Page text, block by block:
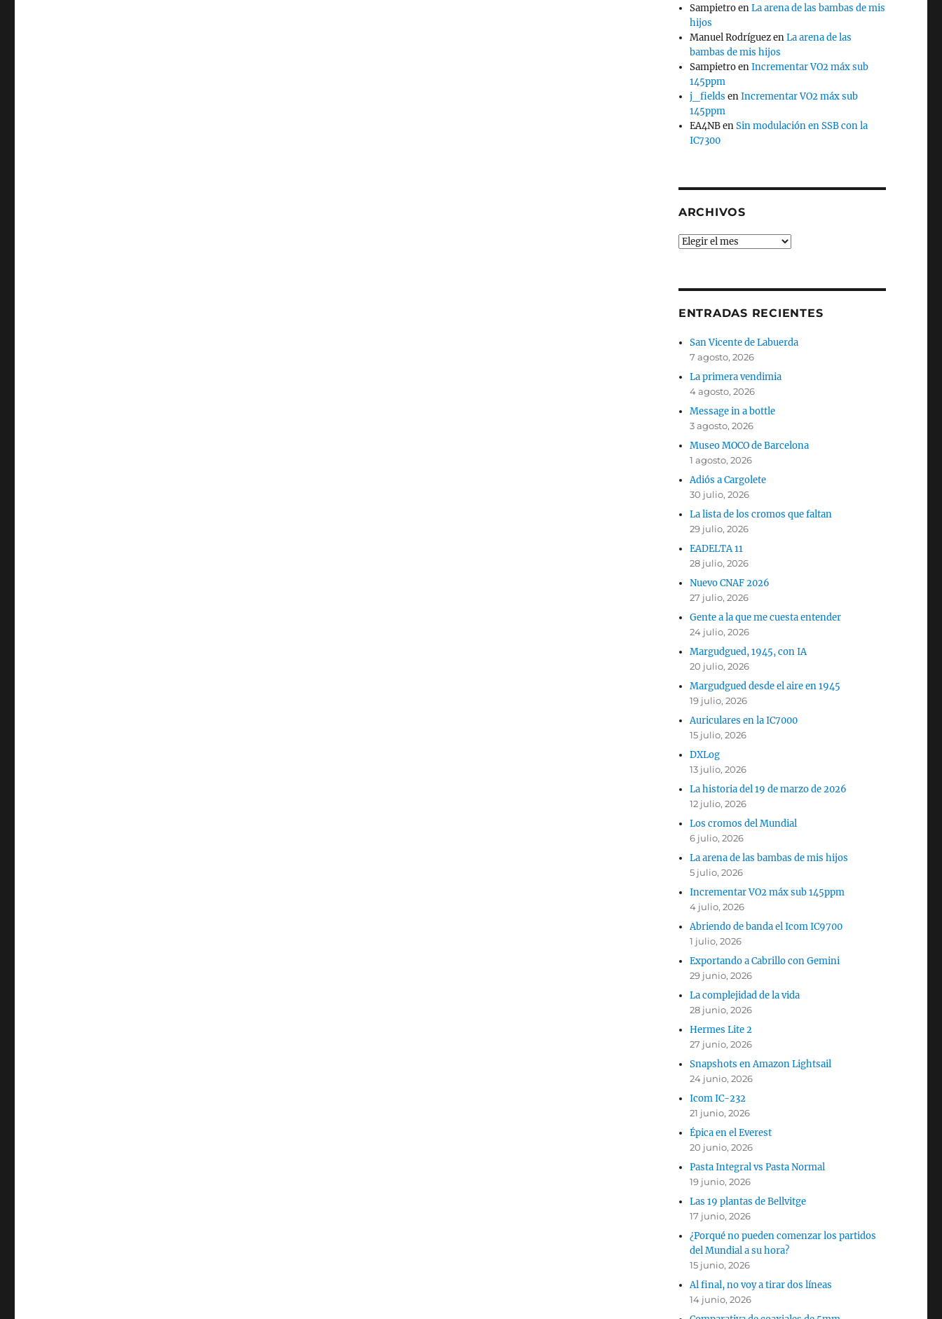
SampietroenLa arena de las bambas de mis
hijos
Manuel RodríguezenLa arena de las
bambas de mis hijos
SampietroenIncrementar VO2 máx sub
145ppm
j_fields enIncrementar VO2 máx sub
145ppm
EA4NBenSin modulación en SSB con la
IC7300
ARCHIVOS
Archivos
ENTRADAS RECIENTES
San Vicente de Labuerda
7 agosto, 2026
La primera vendimia
4 agosto, 2026
Message in a bottle
3 agosto, 2026
Museo MOCO de Barcelona
1 agosto, 2026
Adiós a Cargolete
30 julio, 2026
La lista de los cromos que faltan
29 julio, 2026
EADELTA 11
28 julio, 2026
Nuevo CNAF 2026
27 julio, 2026
Gente a la que me cuesta entender
24 julio, 2026
Margudgued, 1945, con IA
20 julio, 2026
Margudgued desde el aire en 1945
19 julio, 2026
Auriculares en la IC7000
15 julio, 2026
DXLog
13 julio, 2026
La historia del 19 de marzo de 2026
12 julio, 2026
Los cromos del Mundial
6 julio, 2026
La arena de las bambas de mis hijos
5 julio, 2026
Incrementar VO2 máx sub 145ppm
4 julio, 2026
Abriendo de banda el Icom IC9700
1 julio, 2026
Exportando a Cabrillo con Gemini
29 junio, 2026
La complejidad de la vida
28 junio, 2026
Hermes Lite 2
27 junio, 2026
Snapshots en Amazon Lightsail
24 junio, 2026
Icom IC-232
21 junio, 2026
Épica en el Everest
20 junio, 2026
Pasta Integral vs Pasta Normal
19 junio, 2026
Las 19 plantas de Bellvitge
17 junio, 2026
¿Porqué no pueden comenzar los partidos
del Mundial a su hora?
15 junio, 2026
Al final, no voy a tirar dos líneas
14 junio, 2026